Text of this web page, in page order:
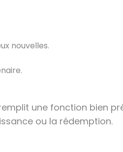
nouvelles.
une fonction bien
ou la rédemption.